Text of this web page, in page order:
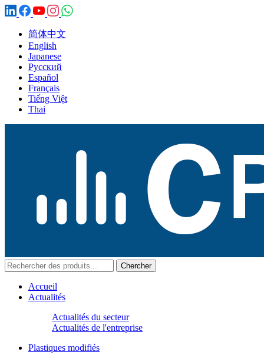
简体中文
English
Japanese
Русский
Español
Français
Tiếng Việt
Thai
Accueil
Actualités
Actualités du secteur
Actualités de l'entreprise
Plastiques modifiés